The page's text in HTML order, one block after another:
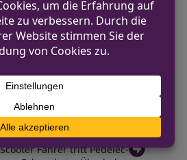
hat die Ermittlungen
Körperverletzung
BEITRAG
in Lienen aufgebrochen –
gestohlen
NÄCHSTER BEITRAG
Fahrer tritt Pedelec-